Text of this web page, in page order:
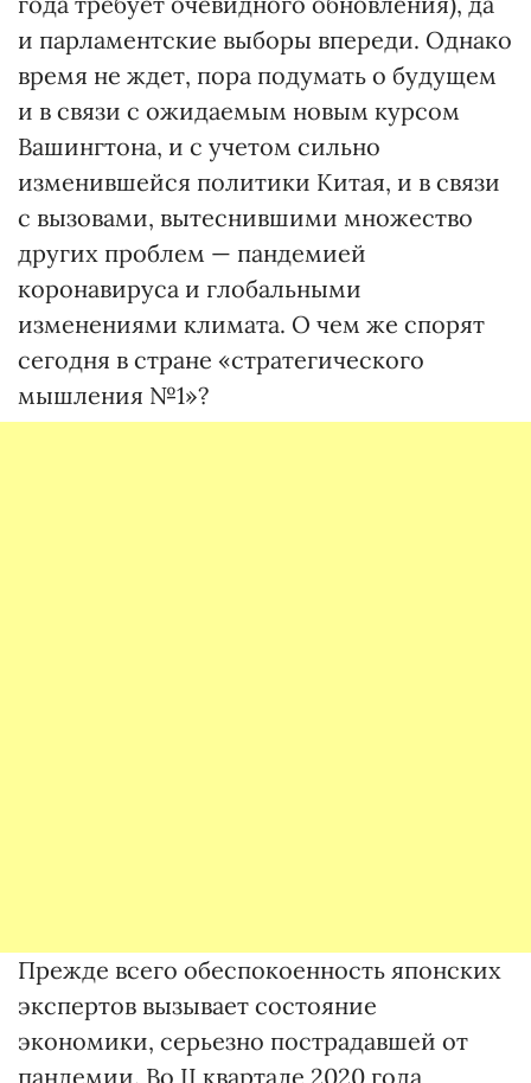
и парламентские выборы впереди. Однако
время не ждет, пора подумать о будущем
и в связи с ожидаемым новым курсом
Вашингтона, и с учетом сильно
изменившейся политики Китая, и в связи
с вызовами, вытеснившими множество
других проблем — пандемией
коронавируса и глобальными
изменениями климата. О чем же спорят
сегодня в стране «стратегического
мышления №1»?
Прежде всего обеспокоенность японских
экспертов вызывает состояние
экономики, серьезно пострадавшей от
пандемии. Во II квартале 2020 года